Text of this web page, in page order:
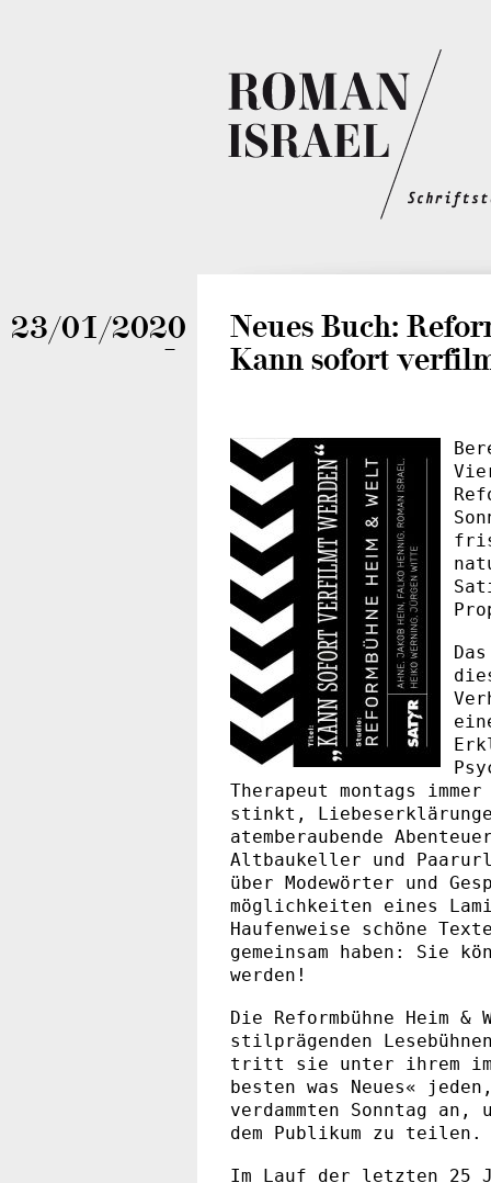
23/01/2020
—
Neues Buch:
Kann sofort
Therapeut montags
stinkt,
atemberaubende
Altbaukeller und
über Modewörter und
möglichkeiten eines
Haufenweise schöne
gemeinsam haben: Sie
werden!
Die Reformbühne Heim
stilprägenden
tritt sie unter ihrem
besten was Neues«
verdammten Sonntag
dem Publikum zu teilen.
Im Lauf der letzten 25